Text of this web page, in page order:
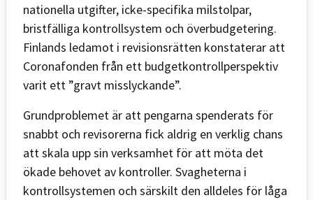
nationella utgifter, icke-specifika milstolpar,
bristfälliga kontrollsystem och överbudgetering.
Finlands ledamot i revisionsrätten konstaterar att
Coronafonden från ett budgetkontrollperspektiv
varit ett ”gravt misslyckande”.
Grundproblemet är att pengarna spenderats för
snabbt och revisorerna fick aldrig en verklig chans
att skala upp sin verksamhet för att möta det
ökade behovet av kontroller. Svagheterna i
kontrollsystemen och särskilt den alldeles för låga